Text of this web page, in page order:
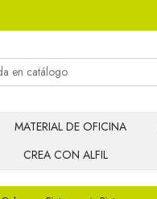
MATERIAL DE OFICINA
CREA CON ALFIL